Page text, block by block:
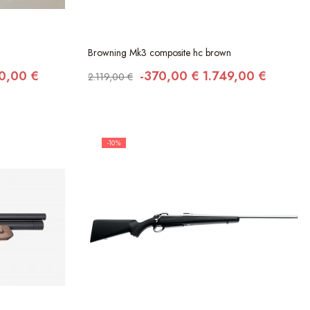
€
Browning Mk3 composite hc brown
2.119,00 € -370,00 € 1.749,00 €
-10%